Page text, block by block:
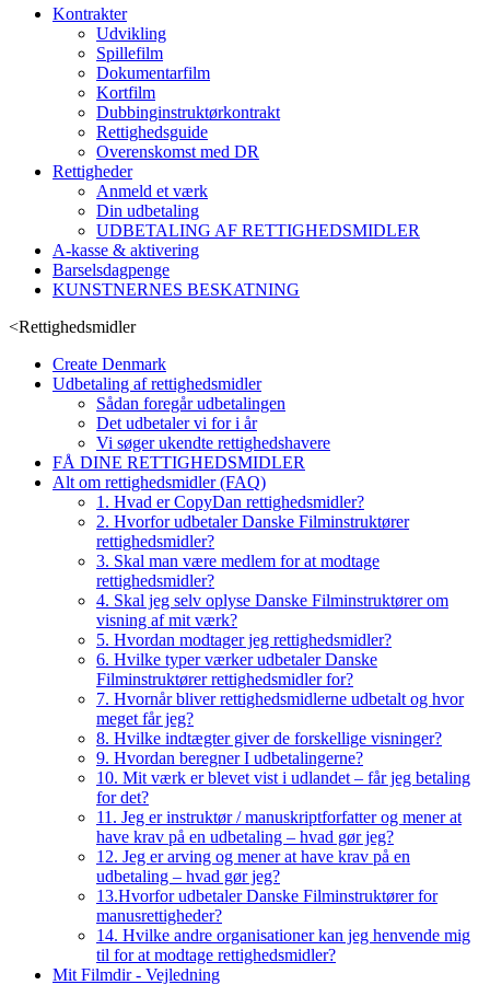
Kontrakter
Udvikling
Spillefilm
Dokumentarfilm
Kortfilm
Dubbinginstruktørkontrakt
Rettighedsguide
Overenskomst med DR
Rettigheder
Anmeld et værk
Din udbetaling
UDBETALING AF RETTIGHEDSMIDLER
A-kasse & aktivering
Barselsdagpenge
KUNSTNERNES BESKATNING
<Rettighedsmidler
Create Denmark
Udbetaling af rettighedsmidler
Sådan foregår udbetalingen
Det udbetaler vi for i år
Vi søger ukendte rettighedshavere
FÅ DINE RETTIGHEDSMIDLER
Alt om rettighedsmidler (FAQ)
1. Hvad er CopyDan rettighedsmidler?
2. Hvorfor udbetaler Danske Filminstruktører
rettighedsmidler?
3. Skal man være medlem for at modtage
rettighedsmidler?
4. Skal jeg selv oplyse Danske Filminstruktører om
visning af mit værk?
5. Hvordan modtager jeg rettighedsmidler?
6. Hvilke typer værker udbetaler Danske
Filminstruktører rettighedsmidler for?
7. Hvornår bliver rettighedsmidlerne udbetalt og hvor
meget får jeg?
8. Hvilke indtægter giver de forskellige visninger?
9. Hvordan beregner I udbetalingerne?
10. Mit værk er blevet vist i udlandet – får jeg betaling
for det?
11. Jeg er instruktør / manuskriptforfatter og mener at
have krav på en udbetaling – hvad gør jeg?
12. Jeg er arving og mener at have krav på en
udbetaling – hvad gør jeg?
13.Hvorfor udbetaler Danske Filminstruktører for
manusrettigheder?
14. Hvilke andre organisationer kan jeg henvende mig
til for at modtage rettighedsmidler?
Mit Filmdir - Vejledning